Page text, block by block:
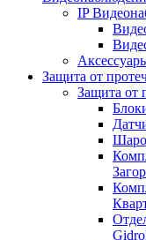
IP
Защита от
Защита от